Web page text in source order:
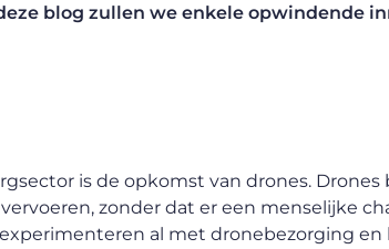
blog zullen we enkele opwindende
is de opkomst van drones.
zonder dat er een menselijke
al met dronebezorging